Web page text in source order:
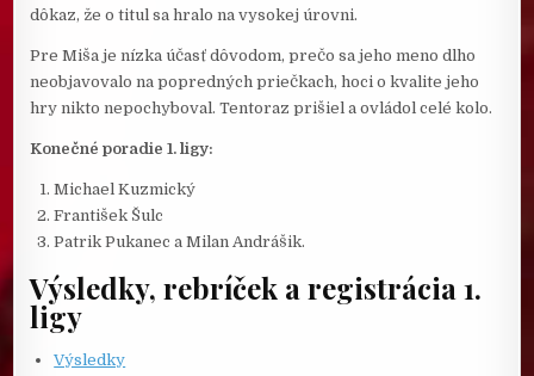
dôkaz, že o titul sa hralo na vysokej úrovni.
Pre Miša je nízka účasť dôvodom, prečo sa jeho meno dlho
neobjavovalo na popredných priečkach, hoci o kvalite jeho
hry nikto nepochyboval. Tentoraz prišiel a ovládol celé kolo.
Konečné poradie 1. ligy:
Michael Kuzmický
František Šulc
Patrik Pukanec a Milan Andrášik.
Výsledky, rebríček a registrácia 1.
ligy
Výsledky